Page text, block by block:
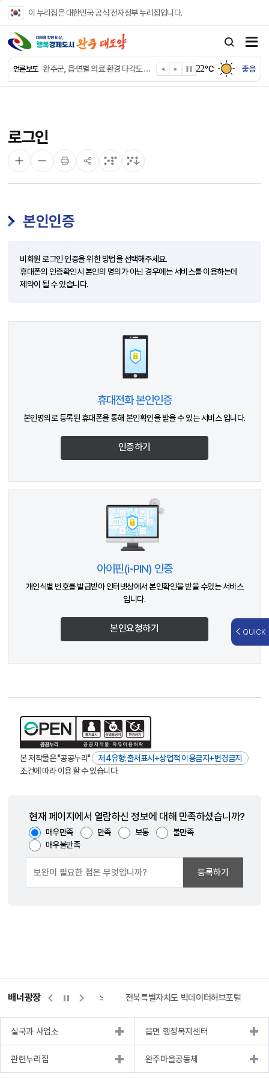
이 누리집은 대한민국 공식 전자정부 누리집입니다.
언론보도
완주군, ‘수의계약 총량제’ 개편 운영
완주군 청소년, 초록우산 지원으로 치과 치료
완주군, 읍·면별 의료 환경 다각도 진단한다
완주군, 모바일 헬스케어 “내 건강 변화 직접 확인”
22℃ 좋음
로그인
본인인증
비회원 로그인 인증을 위한 방법을 선택해주세요.
휴대폰의 인증확인시 본인의 명의가 아닌 경우에는 서비스를 이용하는데
제약이 될 수 있습니다.
휴대전화 본인인증
본인명의로 등록된 휴대폰을 통해 본인확인을 받을 수 있는 서비스 입니다.
인증하기
아이핀(i-PIN) 인증
개인식별 번호를 발급받아 인터넷상에서 본인확인을 받을 수있는 서비스
입니다.
본인요청하기
본 저작물은 "공공누리"
제4유형:출처표시+상업적 이용금지+변경금지
조건에 따라 이용 할 수 있습니다.
현재 페이지에서 열람하신 정보에 대해 만족하셨습니까?
매우만족 만족 보통
불만족
매우불만족
등록하기
QUICK
배너광장
량바로처리센터 위택스 전북특별자치도 빅데이터허브포털
실국과 사업소 읍면 행정복지센터
관련누리집 완주마을공동체